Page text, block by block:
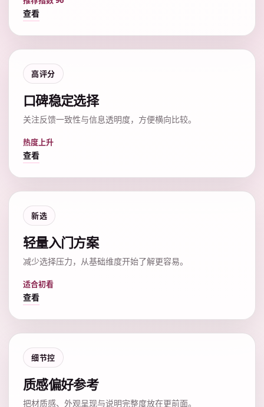
查看
高评分
口碑稳定选择
关注反馈一致性与信息透明度，方便横向比较。
热度上升
查看
新选
轻量入门方案
减少选择压力，从基础维度开始了解更容易。
适合初看
查看
细节控
质感偏好参考
把材质感、外观呈现与说明完整度放在更前面。